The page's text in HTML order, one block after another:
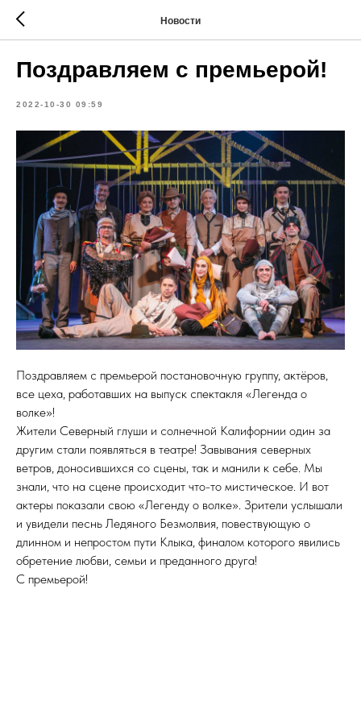
Новости
Поздравляем с премьерой!
2022-10-30 09:59
Поздравляем с премьерой постановочную группу, актёров,
все цеха, работавших на выпуск спектакля «Легенда о
волке»!
Жители Северный глуши и солнечной Калифорнии один за
другим стали появляться в театре! Завывания северных
ветров, доносившихся со сцены, так и манили к себе. Мы
знали, что на сцене происходит что-то мистическое. И вот
актеры показали свою «Легенду о волке». Зрители услышали
и увидели песнь Ледяного Безмолвия, повествующую о
длинном и непростом пути Клыка, финалом которого явились
обретение любви, семьи и преданного друга!
С премьерой!